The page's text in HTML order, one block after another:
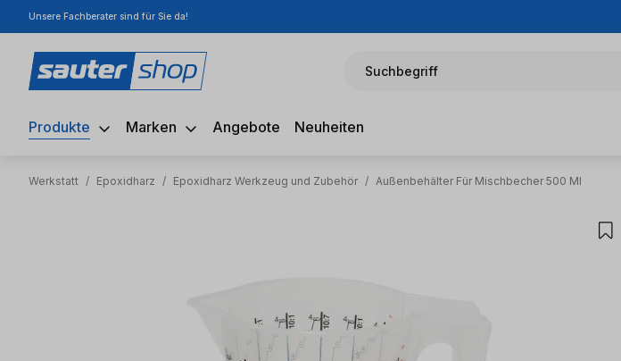
Hauptinhalt springen
Zur Suche springen
Zur Hauptnavigation springen
Unsere Fachberater sind für Sie da!
Suchbegriff
Produkte Marken Angebote Neuheiten
Werkstatt / Epoxidharz / Epoxidharz Werkzeug und Zubehör / Außenbehälter Für Mischbecher 500 Ml